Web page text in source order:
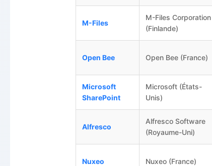
M-Files
M-Files Corporation
(Finlande)
Open Bee Open Bee (France)
Microsoft
SharePoint
Microsoft (États-
Unis)
Alfresco
Alfresco Software
(Royaume-Uni)
Nuxeo Nuxeo (France)